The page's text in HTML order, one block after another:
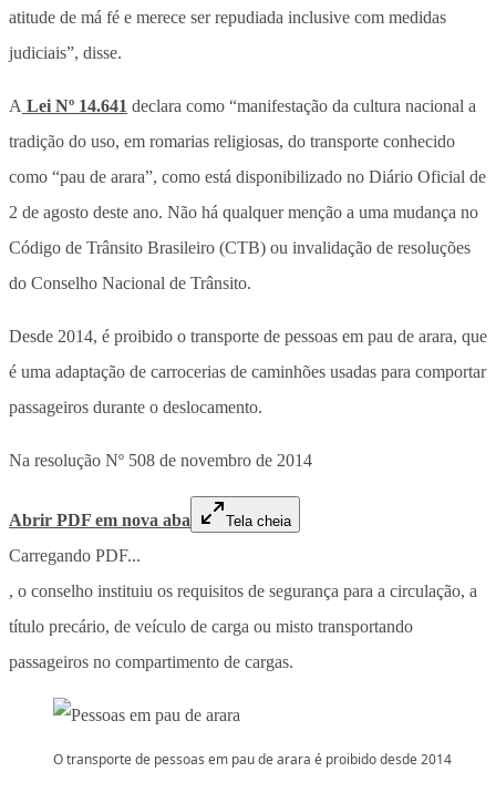
atitude de má fé e merece ser repudiada inclusive com medidas
judiciais”, disse.
A Lei Nº 14.641 declara como “manifestação da cultura nacional a
tradição do uso, em romarias religiosas, do transporte conhecido
como “pau de arara”, como está disponibilizado no Diário Oficial de
2 de agosto deste ano. Não há qualquer menção a uma mudança no
Código de Trânsito Brasileiro (CTB) ou invalidação de resoluções
do Conselho Nacional de Trânsito.
Desde 2014, é proibido o transporte de pessoas em pau de arara, que
é uma adaptação de carrocerias de caminhões usadas para comportar
passageiros durante o deslocamento.
Na resolução Nº 508 de novembro de 2014
Abrir PDF em nova aba Tela cheia
Carregando PDF...
, o conselho instituiu os requisitos de segurança para a circulação, a
título precário, de veículo de carga ou misto transportando
passageiros no compartimento de cargas.
O transporte de pessoas em pau de arara é proibido desde 2014